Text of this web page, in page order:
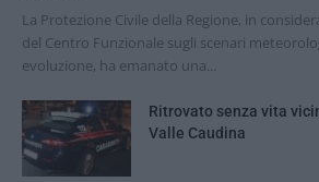
La Protezione Civile della Regione, in
del Centro Funzionale sugli scenari
evoluzione, ha emanato una...
Ritrovato senza vita
Valle Caudina